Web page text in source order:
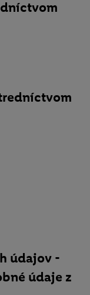
údajov -
údaje z